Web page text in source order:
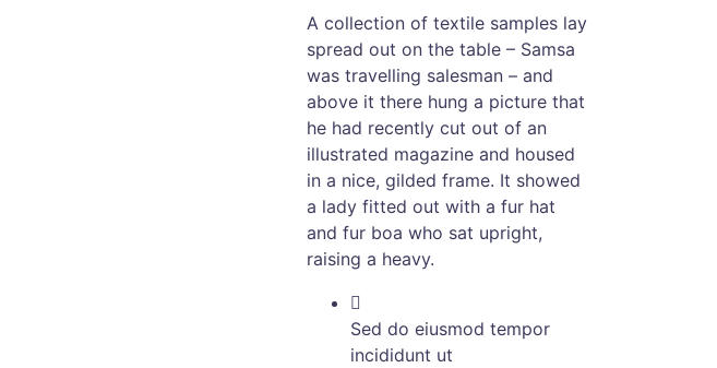
A collection of textile samples lay
spread out on the table – Samsa
was travelling salesman – and
above it there hung a picture that
he had recently cut out of an
illustrated magazine and housed
in a nice, gilded frame. It showed
a lady fitted out with a fur hat
and fur boa who sat upright,
raising a heavy.
Sed do eiusmod tempor
incididunt ut